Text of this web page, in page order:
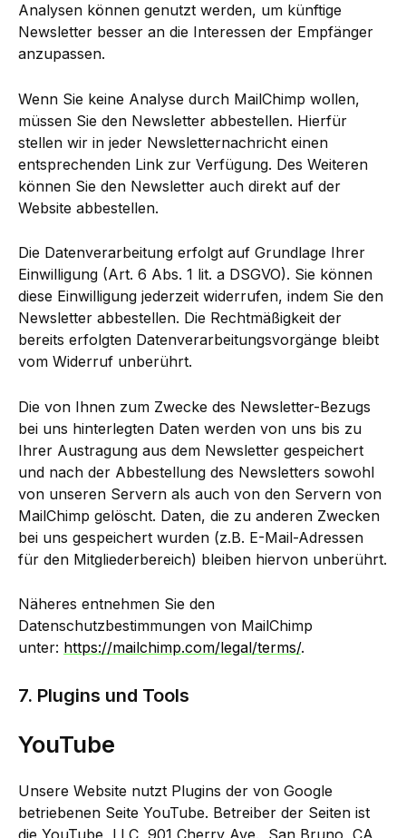
Analysen können genutzt werden, um künftige
Newsletter besser an die Interessen der Empfänger
anzupassen.
Wenn Sie keine Analyse durch MailChimp wollen,
müssen Sie den Newsletter abbestellen. Hierfür
stellen wir in jeder Newsletternachricht einen
entsprechenden Link zur Verfügung. Des Weiteren
können Sie den Newsletter auch direkt auf der
Website abbestellen.
Die Datenverarbeitung erfolgt auf Grundlage Ihrer
Einwilligung (Art. 6 Abs. 1 lit. a DSGVO). Sie können
diese Einwilligung jederzeit widerrufen, indem Sie den
Newsletter abbestellen. Die Rechtmäßigkeit der
bereits erfolgten Datenverarbeitungsvorgänge bleibt
vom Widerruf unberührt.
Die von Ihnen zum Zwecke des Newsletter-Bezugs
bei uns hinterlegten Daten werden von uns bis zu
Ihrer Austragung aus dem Newsletter gespeichert
und nach der Abbestellung des Newsletters sowohl
von unseren Servern als auch von den Servern von
MailChimp gelöscht. Daten, die zu anderen Zwecken
bei uns gespeichert wurden (z.B. E-Mail-Adressen
für den Mitgliederbereich) bleiben hiervon unberührt.
Näheres entnehmen Sie den
Datenschutzbestimmungen von MailChimp
unter: https://mailchimp.com/legal/terms/.
7. Plugins und Tools
YouTube
Unsere Website nutzt Plugins der von Google
betriebenen Seite YouTube. Betreiber der Seiten ist
die YouTube, LLC, 901 Cherry Ave., San Bruno, CA